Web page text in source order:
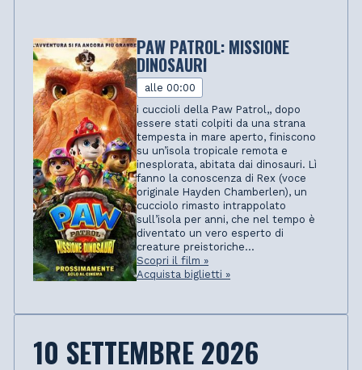
PAW PATROL: MISSIONE
DINOSAURI
alle 00:00
i cuccioli della Paw Patrol,, dopo
essere stati colpiti da una strana
tempesta in mare aperto, finiscono
su un’isola tropicale remota e
inesplorata, abitata dai dinosauri. Lì
fanno la conoscenza di Rex (voce
originale Hayden Chamberlen), un
cucciolo rimasto intrappolato
sull’isola per anni, che nel tempo è
diventato un vero esperto di
creature preistoriche...
Scopri il film »
Acquista biglietti »
10 SETTEMBRE 2026